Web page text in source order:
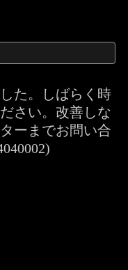
た。しばらく時
さい。改善しな
ーまでお問い合